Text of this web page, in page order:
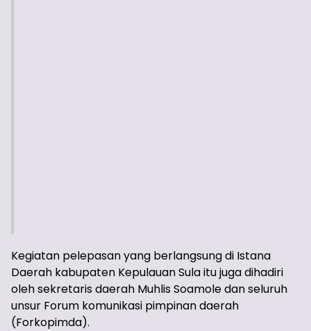
Kegiatan pelepasan yang berlangsung di Istana
Daerah kabupaten Kepulauan Sula itu juga dihadiri
oleh sekretaris daerah Muhlis Soamole dan seluruh
unsur Forum komunikasi pimpinan daerah
(Forkopimda).